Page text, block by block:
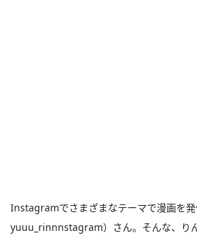
Instagramでさまざまなテーマで漫画を
yuuu_rinnnstagram）さん。そんな、り